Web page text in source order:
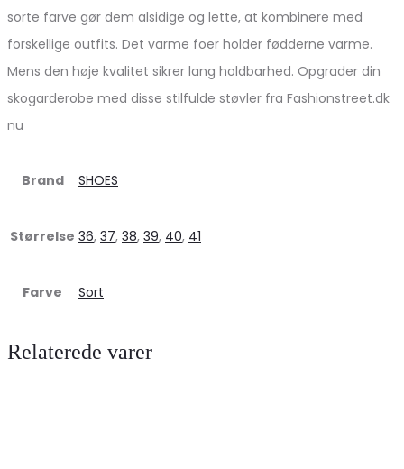
sorte farve gør dem alsidige og lette, at kombinere med
forskellige outfits. Det varme foer holder fødderne varme.
Mens den høje kvalitet sikrer lang holdbarhed. Opgrader din
skogarderobe med disse stilfulde støvler fra Fashionstreet.dk
nu
Brand SHOES
Størrelse 36, 37, 38, 39, 40, 41
Farve Sort
Relaterede varer